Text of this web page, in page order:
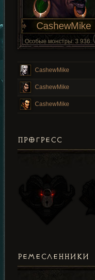
CashewMike
Особые монстры: 3 936
CashewMike
CashewMike
CashewMike
ПРОГРЕСС
РЕМЕСЛЕННИКИ